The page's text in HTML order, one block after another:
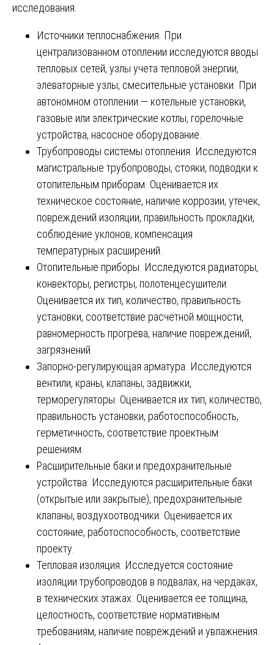
исследования.
Источники теплоснабжения. При
централизованном отоплении исследуются вводы
тепловых сетей, узлы учета тепловой энергии,
элеваторные узлы, смесительные установки. При
автономном отоплении — котельные установки,
газовые или электрические котлы, горелочные
устройства, насосное оборудование.
Трубопроводы системы отопления. Исследуются
магистральные трубопроводы, стояки, подводки к
отопительным приборам. Оценивается их
техническое состояние, наличие коррозии, утечек,
повреждений изоляции, правильность прокладки,
соблюдение уклонов, компенсация
температурных расширений.
Отопительные приборы. Исследуются радиаторы,
конвекторы, регистры, полотенцесушители.
Оценивается их тип, количество, правильность
установки, соответствие расчетной мощности,
равномерность прогрева, наличие повреждений,
загрязнений.
Запорно-регулирующая арматура. Исследуются
вентили, краны, клапаны, задвижки,
терморегуляторы. Оценивается их тип, количество,
правильность установки, работоспособность,
герметичность, соответствие проектным
решениям.
Расширительные баки и предохранительные
устройства. Исследуются расширительные баки
(открытые или закрытые), предохранительные
клапаны, воздухоотводчики. Оценивается их
состояние, работоспособность, соответствие
проекту.
Тепловая изоляция. Исследуется состояние
изоляции трубопроводов в подвалах, на чердаках,
в технических этажах. Оценивается ее толщина,
целостность, соответствие нормативным
требованиям, наличие повреждений и увлажнения.